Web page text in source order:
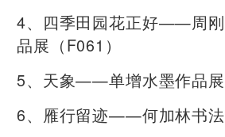
4、四季田园花正好——周
品展（F061）
5、天象——单增水墨作品展
6、雁行留迹——何加林书